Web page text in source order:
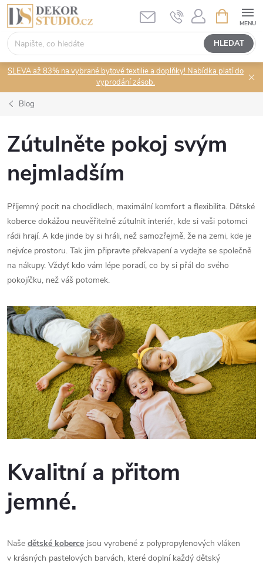
Přejít
obsah
HLEDAT
NÁKUPNÍ
KOŠÍK
SLEVA až 83% na vybrané bytové textilie a doplňky! Nabídka platí do
vyprodání zásob.
Blog
Zútulněte pokoj svým
nejmladším
Příjemný pocit na chodidlech, maximální komfort a flexibilita. Dětské
koberce dokážou neuvěřitelně zútulnit interiér, kde si vaši potomci
rádi hrají. A kde jinde by si hráli, než samozřejmě, že na zemi, kde je
nejvíce prostoru. Tak jim připravte překvapení a vydejte se společně
na nákupy. Vždyť kdo vám lépe poradí, co by si přál do svého
pokojíčku, než váš potomek.
Kvalitní a přitom
jemné.
Naše dětské koberce jsou vyrobené z polypropylenových vláken
v krásných pastelových barvách, které doplní každý dětský